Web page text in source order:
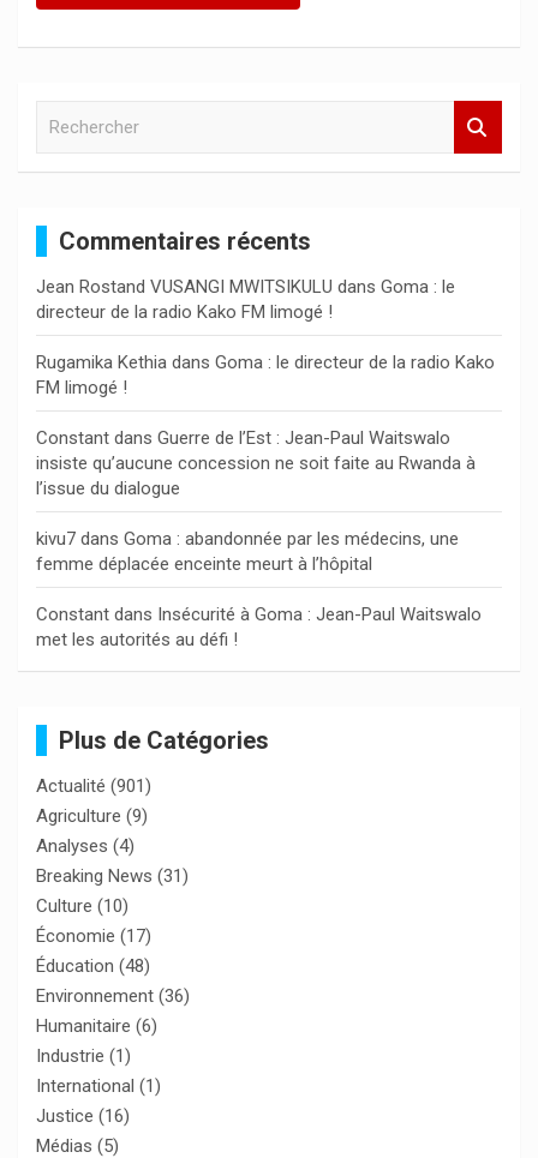
c
h
e
r
Commentaires récents
Jean Rostand VUSANGI MWITSIKULU dans Goma : le
directeur de la radio Kako FM limogé !
Rugamika Kethia dans Goma : le directeur de la radio Kako
FM limogé !
Constant dans Guerre de l’Est : Jean-Paul Waitswalo
insiste qu’aucune concession ne soit faite au Rwanda à
l’issue du dialogue
kivu7 dans Goma : abandonnée par les médecins, une
femme déplacée enceinte meurt à l’hôpital
Constant dans Insécurité à Goma : Jean-Paul Waitswalo
met les autorités au défi !
Plus de Catégories
Actualité (901)
Agriculture (9)
Analyses (4)
Breaking News (31)
Culture (10)
Économie (17)
Éducation (48)
Environnement (36)
Humanitaire (6)
Industrie (1)
International (1)
Justice (16)
Médias (5)